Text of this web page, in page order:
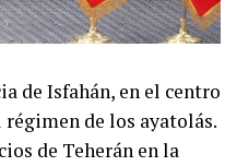
de Isfahán, en el centro
de los ayatolás.
de Teherán en la